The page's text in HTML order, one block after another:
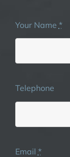
Your Name *
Telephone
Email *